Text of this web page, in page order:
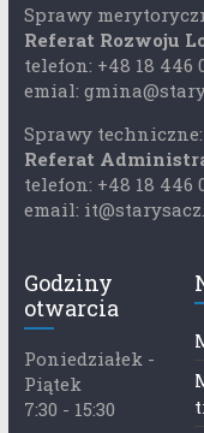
Sprawy
Referat Rozwoju
telefon: +48 18 446
emial:
Sprawy techniczne:
Referat
telefon: +48 18 446
email:
Godziny
otwarcia
Poniedziałek -
Piątek
7:30 - 15:30